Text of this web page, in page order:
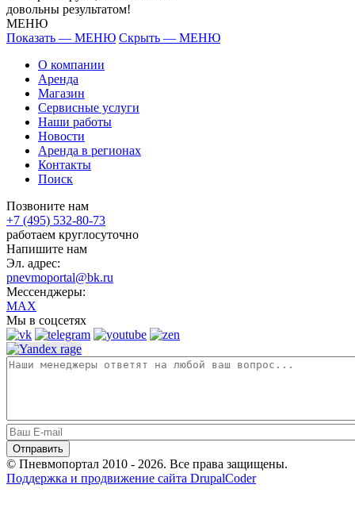
довольны результатом!
МЕНЮ
Показать — МЕНЮ Скрыть — МЕНЮ
О компании
Аренда
Магазин
Сервисные услуги
Наши работы
Новости
Аренда в регионах
Контакты
Поиск
Позвоните нам
+7 (495) 532-80-73
работаем круглосуточно
Напишите нам
Эл. адрес:
pnevmoportal@bk.ru
Мессенджеры:
MAX
Мы в соцсетях
© Пневмопортал 2010 - 2026. Все права защищены.
Поддержка и продвижение сайта DrupalCoder